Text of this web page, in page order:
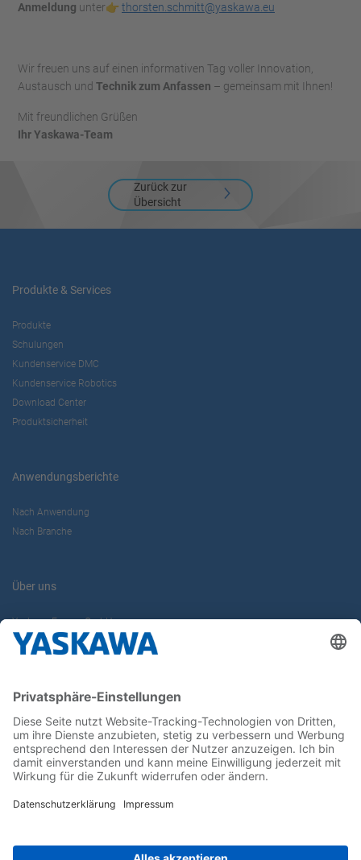
Anmeldung unter👉thorsten.schmitt@yaskawa.eu
Wir freuen uns auf einen informativen Tag voller Innovation,
Austausch und Technik zum Anfassen – gemeinsam mit Ihnen!
Mit freundlichen Grüßen
Ihr Yaskawa-Team
Zurück zur
Übersicht
Produkte & Services
Produkte
Schulungen
Kundenservice DMC
Kundenservice Robotics
Download Center
Produktsicherheit
Anwendungsberichte
Nach Anwendung
Nach Branche
Über uns
Yaskawa Europe GmbH
Karriere
Newsletter
Follow us on...